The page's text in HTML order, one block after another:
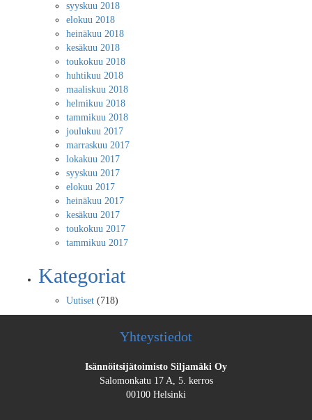
syyskuu 2018
elokuu 2018
heinäkuu 2018
kesäkuu 2018
toukokuu 2018
huhtikuu 2018
maaliskuu 2018
helmikuu 2018
tammikuu 2018
joulukuu 2017
marraskuu 2017
lokakuu 2017
syyskuu 2017
elokuu 2017
heinäkuu 2017
kesäkuu 2017
toukokuu 2017
tammikuu 2017
Kategoriat
Uutiset (718)
Yhteystiedot
Isännöitsijätoimisto Siljamäki Oy
Salomonkatu 17 A, 5. kerros
00100 Helsinki